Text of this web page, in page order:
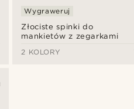
Złociste spinki do
mankietów z zegarkami
Wygraweruj
2 KOLORY